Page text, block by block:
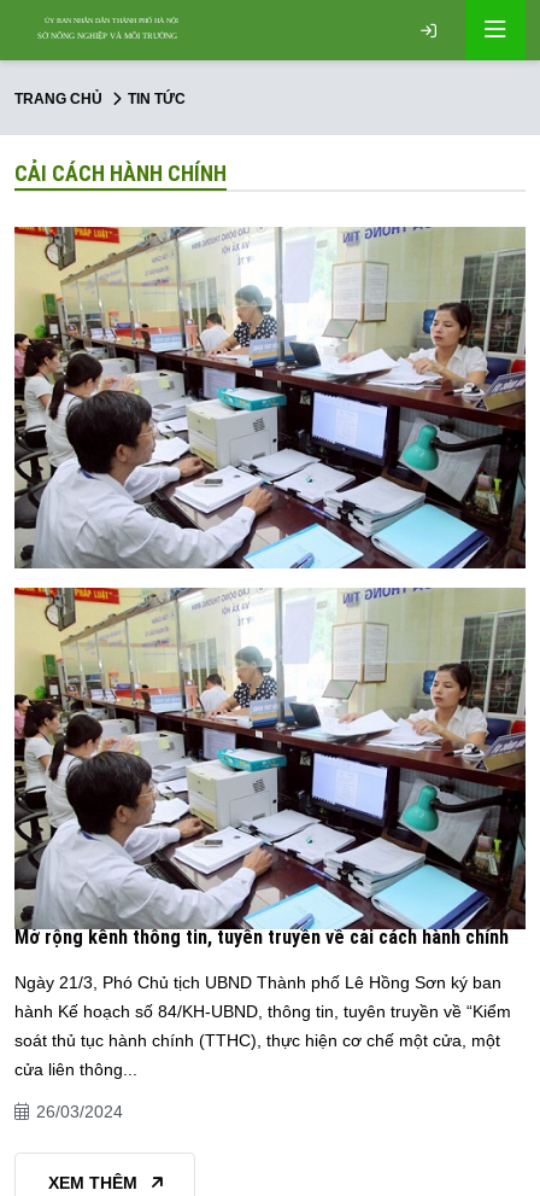
TRANG CHỦ TIN TỨC
CẢI CÁCH HÀNH CHÍNH
Mở rộng kênh thông tin, tuyên truyền về cải cách hành chính
Ngày 21/3, Phó Chủ tịch UBND Thành phố Lê Hồng Sơn ký ban
hành Kế hoạch số 84/KH-UBND, thông tin, tuyên truyền về “Kiểm
soát thủ tục hành chính (TTHC), thực hiện cơ chế một cửa, một
cửa liên thông...
26/03/2024
XEM THÊM